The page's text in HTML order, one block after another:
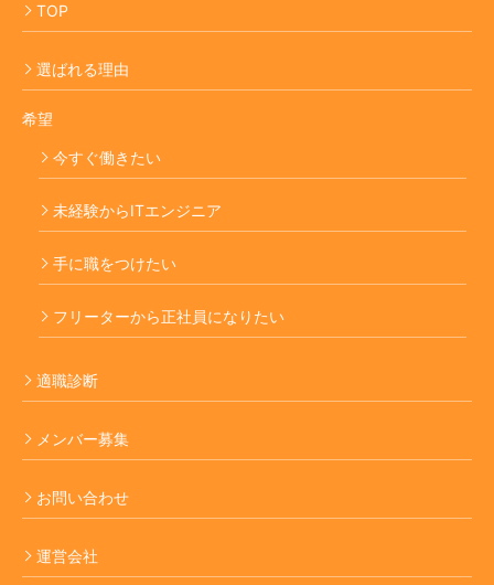
TOP
選ばれる理由
希望
今すぐ働きたい
未経験からITエンジニア
手に職をつけたい
フリーターから正社員になりたい
適職診断
メンバー募集
お問い合わせ
運営会社